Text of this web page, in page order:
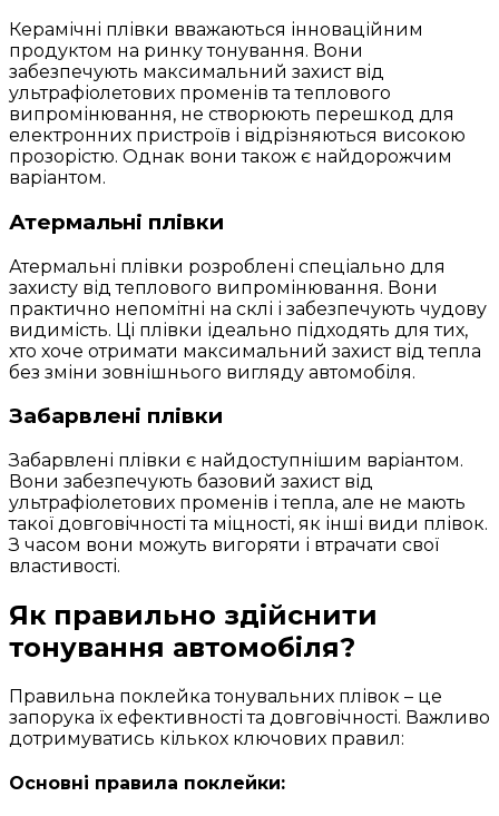
Керамічні плівки вважаються інноваційним
продуктом на ринку тонування. Вони
забезпечують максимальний захист від
ультрафіолетових променів та теплового
випромінювання, не створюють перешкод для
електронних пристроїв і відрізняються високою
прозорістю. Однак вони також є найдорожчим
варіантом.
Атермальні плівки
Атермальні плівки розроблені спеціально для
захисту від теплового випромінювання. Вони
практично непомітні на склі і забезпечують чудову
видимість. Ці плівки ідеально підходять для тих,
хто хоче отримати максимальний захист від тепла
без зміни зовнішнього вигляду автомобіля.
Забарвлені плівки
Забарвлені плівки є найдоступнішим варіантом.
Вони забезпечують базовий захист від
ультрафіолетових променів і тепла, але не мають
такої довговічності та міцності, як інші види плівок.
З часом вони можуть вигоряти і втрачати свої
властивості.
Як правильно здійснити
тонування автомобіля?
Правильна поклейка тонувальних плівок – це
запорука їх ефективності та довговічності. Важливо
дотримуватись кількох ключових правил:
Основні правила поклейки: